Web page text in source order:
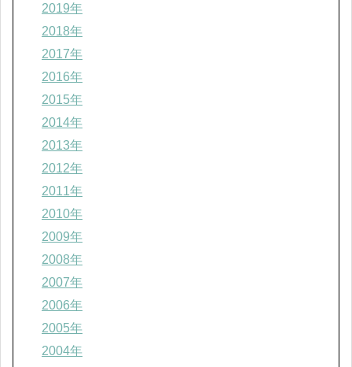
2019年
2018年
2017年
2016年
2015年
2014年
2013年
2012年
2011年
2010年
2009年
2008年
2007年
2006年
2005年
2004年